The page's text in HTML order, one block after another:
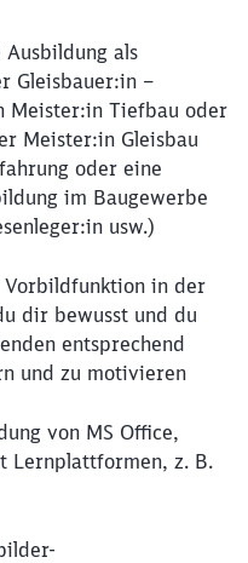
Ausbildung als
Gleisbauer:in –
Meister:in Tiefbau oder
Meister:in Gleisbau
oder eine
im Baugewerbe
usw.)
in der
dir bewusst und du
entsprechend
und zu motivieren
von MS Office,
Lernplattformen, z. B.